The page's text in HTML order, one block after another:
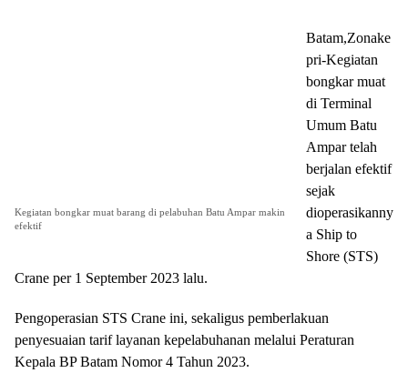
Kegiatan bongkar muat barang di pelabuhan Batu Ampar makin
efektif
Batam,Zonake
pri-Kegiatan
bongkar muat
di Terminal
Umum Batu
Ampar telah
berjalan efektif
sejak
dioperasikanny
a Ship to
Shore (STS)
Crane per 1 September 2023 lalu.
Pengoperasian STS Crane ini, sekaligus pemberlakuan
penyesuaian tarif layanan kepelabuhanan melalui Peraturan
Kepala BP Batam Nomor 4 Tahun 2023.